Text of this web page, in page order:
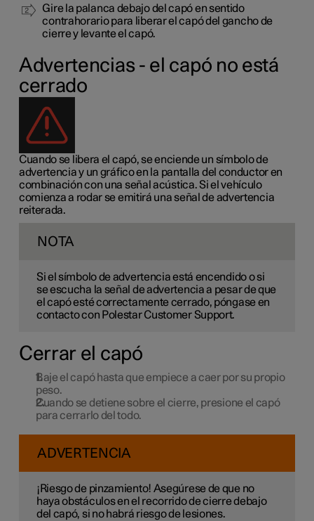
Gire la palanca debajo del capó en sentido
contrahorario para liberar el capó del gancho de
cierre y levante el capó.
Advertencias - el capó no está
cerrado
Cuando se libera el capó, se enciende un símbolo de
advertencia y un gráfico en la pantalla del conductor en
combinación con una señal acústica. Si el vehículo
comienza a rodar se emitirá una señal de advertencia
reiterada.
NOTA
Si el símbolo de advertencia está encendido o si
se escucha la señal de advertencia a pesar de que
el capó esté correctamente cerrado, póngase en
contacto con Polestar Customer Support.
Cerrar el capó
Baje el capó hasta que empiece a caer por su propio
peso.
Cuando se detiene sobre el cierre, presione el capó
para cerrarlo del todo.
ADVERTENCIA
¡Riesgo de pinzamiento! Asegúrese de que no
haya obstáculos en el recorrido de cierre debajo
del capó, si no habrá riesgo de lesiones.